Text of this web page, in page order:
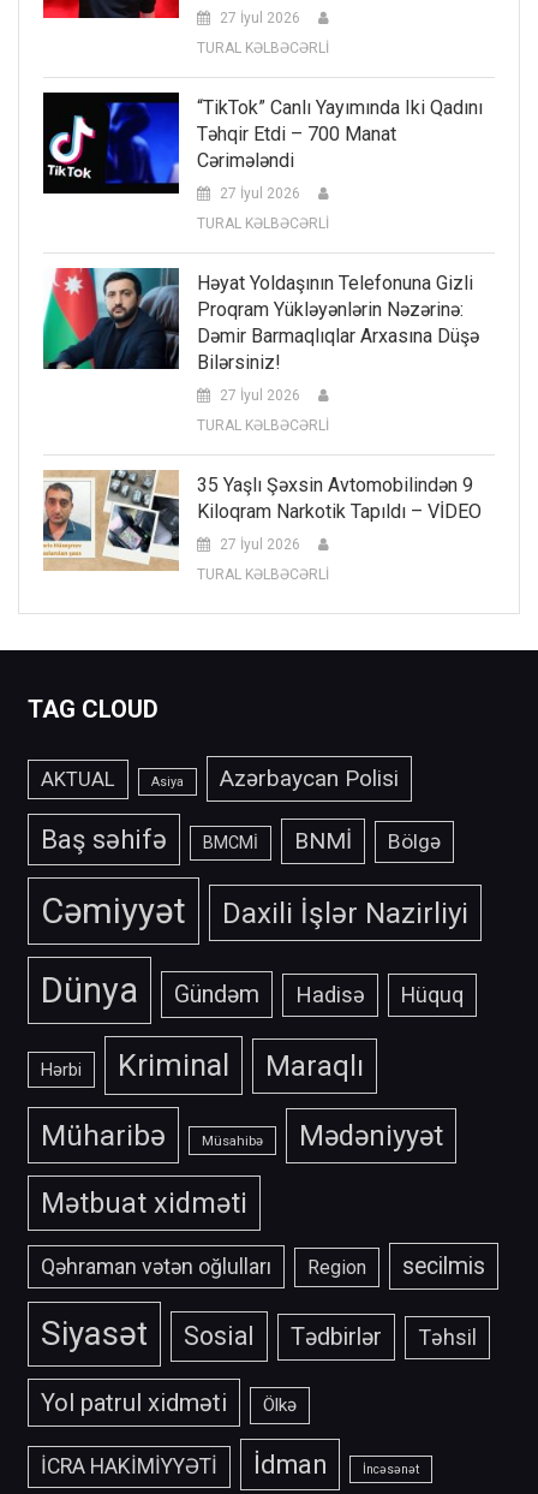
27 İyul 2026
TURAL KƏLBƏCƏRLİ
“TikTok” Canlı Yayımında Iki Qadını
Təhqir Etdi – 700 Manat
Cərimələndi
27 İyul 2026
TURAL KƏLBƏCƏRLİ
Həyat Yoldaşının Telefonuna Gizli
Proqram Yükləyənlərin Nəzərinə:
Dəmir Barmaqlıqlar Arxasına Düşə
Bilərsiniz!
27 İyul 2026
TURAL KƏLBƏCƏRLİ
35 Yaşlı Şəxsin Avtomobilindən 9
Kiloqram Narkotik Tapıldı – VİDEO
27 İyul 2026
TURAL KƏLBƏCƏRLİ
TAG CLOUD
AKTUAL Asiya Azərbaycan Polisi
Baş səhifə BMCMİ BNMİ Bölgə
Cəmiyyət Daxili İşlər Nazirliyi
Dünya Gündəm Hadisə Hüquq
Hərbi Kriminal Maraqlı
Müharibə Müsahibə
Mədəniyyət
Mətbuat xidməti
Qəhraman vətən oğlulları Region secilmis
Siyasət Sosial Tədbirlər Təhsil
Yol patrul xidməti Ölkə
İCRA HAKİMİYYƏTİ İdman İncəsənət